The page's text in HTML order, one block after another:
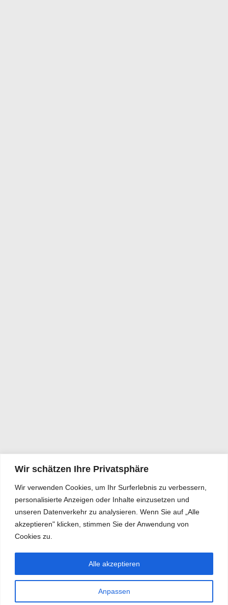
Wir schätzen Ihre Privatsphäre
Wir verwenden Cookies, um Ihr Surferlebnis zu verbessern,
personalisierte Anzeigen oder Inhalte einzusetzen und
unseren Datenverkehr zu analysieren. Wenn Sie auf „Alle
akzeptieren" klicken, stimmen Sie der Anwendung von
Cookies zu.
Anpassen
Alle akzeptieren